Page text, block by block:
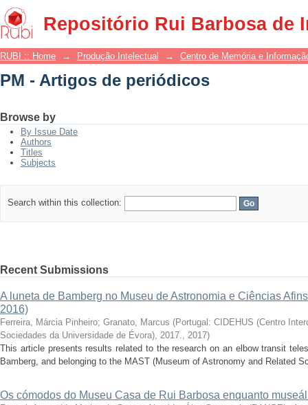
Repositório Rui Barbosa de
PM - Artigos de periódicos
RUBI :: Home → Produção Intelectual → Centro de Memória e
PM - Artigos de periódicos
Browse by
By Issue Date
Authors
Titles
Subjects
Search within this collection:
Recent Submissions
A luneta de Bamberg no Museu de Astronomia e Ciências
2016)
Ferreira, Márcia Pinheiro; Granato, Marcus (Portugal: CIDEHUS (Centro
Sociedades da Universidade de Évora), 2017., 2017)
This article presents results related to the research on an elbow transit
Bamberg, and belonging to the MAST (Museum of Astronomy and Related
Os cómodos do Museu Casa de Rui Barbosa enquanto